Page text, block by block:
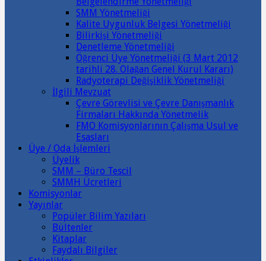
SMM Yönetmeliği
Kalite Uygunluk Belgesi Yönetmeliği
Bilirkişi Yönetmeliği
Denetleme Yönetmeliği
Öğrenci Üye Yönetmeliği (3 Mart 2012
tarihli 28. Olağan Genel Kurul Kararı)
Radyoterapi Değişiklik Yönetmeliği
İlgili Mevzuat
Çevre Görevlisi ve Çevre Danışmanlık
Firmaları Hakkında Yönetmelik
FMO Komisyonlarının Çalışma Usul ve
Esasları
Üye / Oda İşlemleri
Üyelik
SMM – Büro Tescil
SMMH Ücretleri
Komisyonlar
Yayınlar
Popüler Bilim Yazıları
Bültenler
Kitaplar
Faydalı Bilgiler